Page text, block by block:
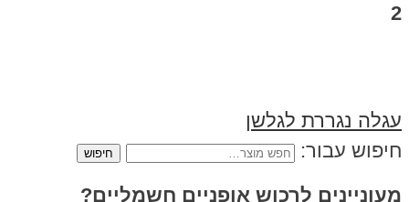
2
עגלה נגררת לגלשן
חיפוש עבור:
מעוניינים לרכוש אופניים חשמליים?